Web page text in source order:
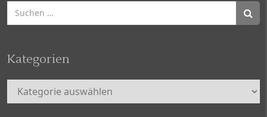
Suchen
nach:
Kategorien
Kategorien